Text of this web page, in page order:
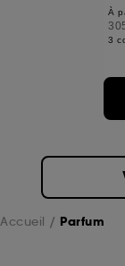
À
3
Accueil Parfum